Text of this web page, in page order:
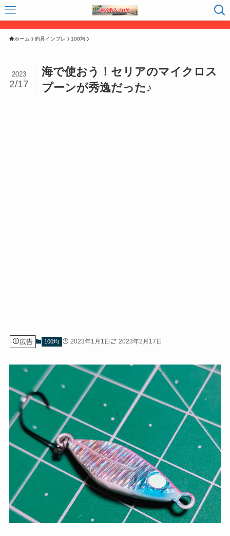
ホーム 釣具インプレ 100均
海で使おう！セリアのマイクロス
プーンが秀逸だった♪
2023
2/17
広告 100均 2023年1月1日 2023年2月17日